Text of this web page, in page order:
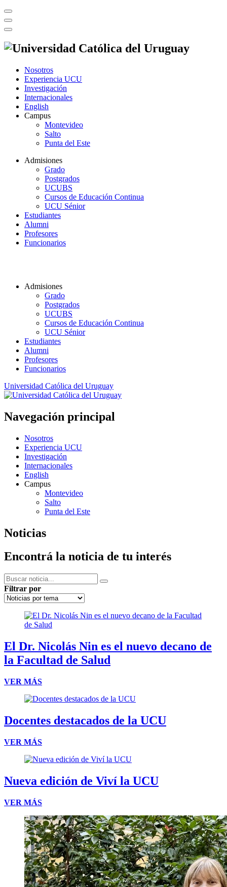
Nosotros
Experiencia UCU
Investigación
Internacionales
English
Campus
Montevideo
Salto
Punta del Este
Admisiones
Grado
Postgrados
UCUBS
Cursos de Educación Continua
UCU Sénior
Estudiantes
Alumni
Profesores
Funcionarios
Admisiones
Grado
Postgrados
UCUBS
Cursos de Educación Continua
UCU Sénior
Estudiantes
Alumni
Profesores
Funcionarios
Universidad Católica del Uruguay
Navegación principal
Nosotros
Experiencia UCU
Investigación
Internacionales
English
Campus
Montevideo
Salto
Punta del Este
Noticias
Encontrá la noticia de tu interés
Filtrar por
El Dr. Nicolás Nin es el nuevo decano de
la Facultad de Salud
VER MÁS
Docentes destacados de la UCU
VER MÁS
Nueva edición de Viví la UCU
VER MÁS